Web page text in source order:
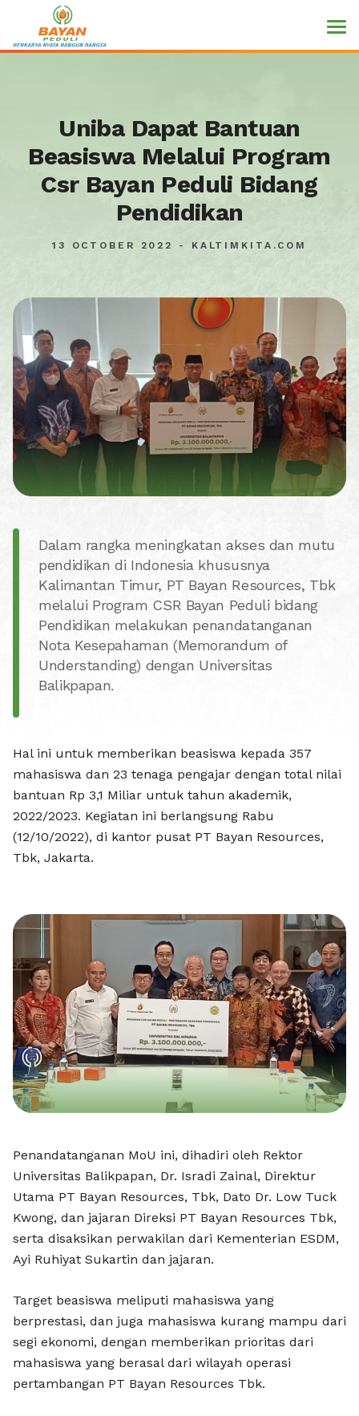
UNIBA
Uniba Dapat Bantuan
Beasiswa Melalui Program
Csr Bayan Peduli Bidang
Pendidikan
13 OCTOBER 2022 - KALTIMKITA.COM
Dalam rangka meningkatan akses dan mutu
pendidikan di Indonesia khususnya
Kalimantan Timur, PT Bayan Resources, Tbk
melalui Program CSR Bayan Peduli bidang
Pendidikan melakukan penandatanganan
Nota Kesepahaman (Memorandum of
Understanding) dengan Universitas
Balikpapan.
Hal ini untuk memberikan beasiswa kepada 357
mahasiswa dan 23 tenaga pengajar dengan total nilai
bantuan Rp 3,1 Miliar untuk tahun akademik,
2022/2023. Kegiatan ini berlangsung Rabu
(12/10/2022), di kantor pusat PT Bayan Resources,
Tbk, Jakarta.
Penandatanganan MoU ini, dihadiri oleh Rektor
Universitas Balikpapan, Dr. Isradi Zainal, Direktur
Utama PT Bayan Resources, Tbk, Dato Dr. Low Tuck
Kwong, dan jajaran Direksi PT Bayan Resources Tbk,
serta disaksikan perwakilan dari Kementerian ESDM,
Ayi Ruhiyat Sukartin dan jajaran.
Target beasiswa meliputi mahasiswa yang
berprestasi, dan juga mahasiswa kurang mampu dari
segi ekonomi, dengan memberikan prioritas dari
mahasiswa yang berasal dari wilayah operasi
pertambangan PT Bayan Resources Tbk.